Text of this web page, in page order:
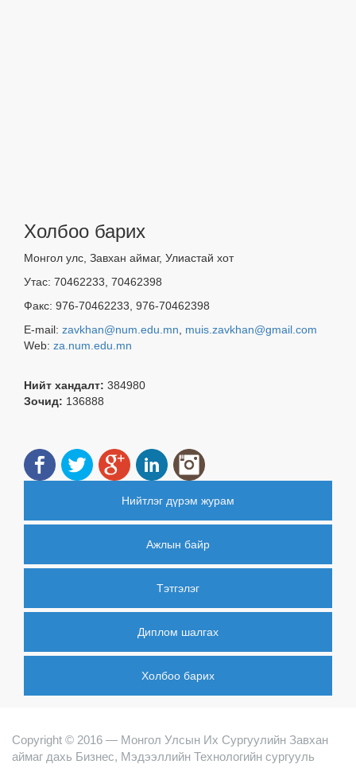
Холбоо барих
Монгол улс, Завхан аймаг, Улиастай хот
Утас: 70462233, 70462398
Факс: 976-70462233, 976-70462398
E-mail: zavkhan@num.edu.mn, muis.zavkhan@gmail.com
Web: za.num.edu.mn
Нийт хандалт: 384980
Зочид: 136888
Нийтлэг дүрэм журам
Ажлын байр
Тэтгэлэг
Диплом шалгах
Холбоо барих
Copyright © 2016 — Монгол Улсын Их Сургуулийн Завхан
аймаг дахь Бизнес, Мэдээллийн Технологийн сургууль